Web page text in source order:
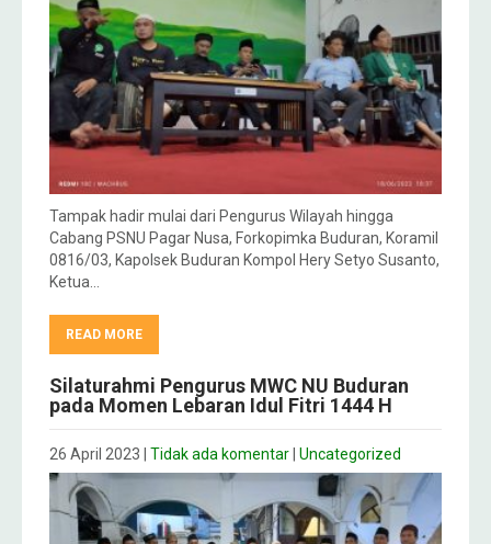
Tampak hadir mulai dari Pengurus Wilayah hingga
Cabang PSNU Pagar Nusa, Forkopimka Buduran, Koramil
0816/03, Kapolsek Buduran Kompol Hery Setyo Susanto,
Ketua…
READ MORE
Silaturahmi Pengurus MWC NU Buduran
pada Momen Lebaran Idul Fitri 1444 H
26 April 2023 Tidak ada komentar Uncategorized